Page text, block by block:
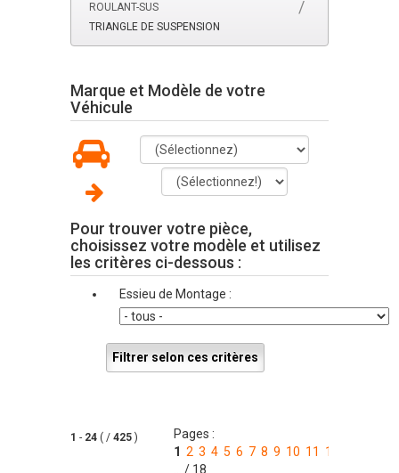
ROULANT-SUS
TRIANGLE DE SUSPENSION
Marque et Modèle de votre
Véhicule
Pour trouver votre pièce,
choisissez votre modèle et utilisez
les critères ci-dessous :
Essieu de Montage :
Filtrer selon ces critères
1 - 24 ( / 425 )
Pages :
1 2 3 4 5 6 7 8 9 10 11 12
... / 18